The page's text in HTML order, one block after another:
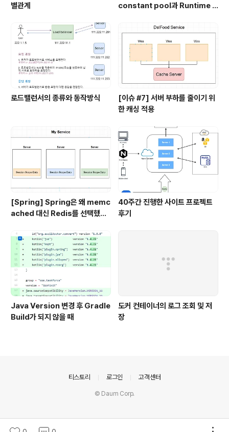
별관계
constant pool과 Runtime C
nstant pool
로드밸런서의 종류와 동작방식
[이슈 #7] 서버 부하를 줄이기 위
한 캐싱 적용
[Spring] Spring은 왜 memc
ached 대신 Redis를 선택했을
40주간 진행한 사이트 프로젝트
후기
Java Version 변경 후 Gradle
Build가 되지 않을 때
도커 컨테이너의 로그 조회 및 저
장
티스토리 로그인 고객센터
© Daum Corp.